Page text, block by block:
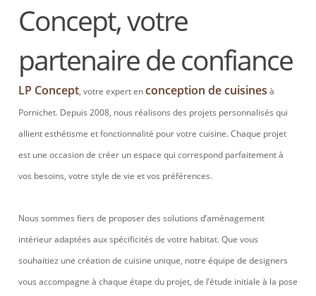
Concept, votre
partenaire de confiance
LP Concept, votre expert enconception de cuisines à
Pornichet. Depuis 2008, nous réalisons des projets personnalisés qui
allient esthétisme et fonctionnalité pour votre cuisine. Chaque projet
est une occasion de créer un espace qui correspond parfaitement à
vos besoins, votre style de vie et vos préférences.
Nous sommes fiers de proposer des solutions d’aménagement
intérieur adaptées aux spécificités de votre habitat. Que vous
souhaitiez une création de cuisine unique, notre équipe de designers
vous accompagne à chaque étape du projet, de l’étude initiale à la pose